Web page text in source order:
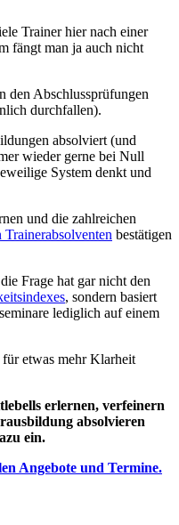
Trainer hier nach einer
fängt man ja auch nicht
den Abschlussprüfungen
durchfallen).
absolviert (und
wieder gerne bei Null
System denkt und
und die zahlreichen
bestätigen
Frage hat gar nicht den
, sondern basiert
lediglich auf einem
etwas mehr Klarheit
erlernen, verfeinern
absolvieren
ein.
Angebote und Termine.